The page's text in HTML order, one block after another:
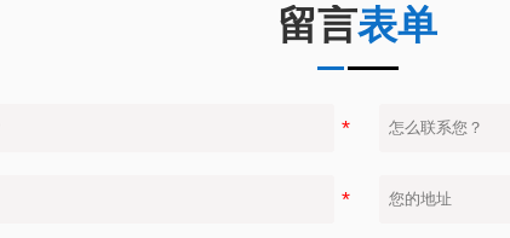
留言表单